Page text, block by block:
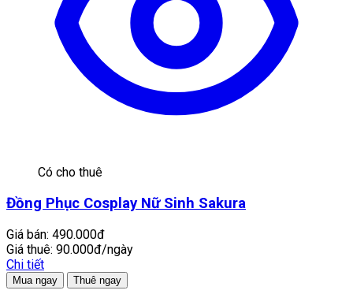
Có cho thuê
Đồng Phục Cosplay Nữ Sinh Sakura
Giá bán: 490.000đ
Giá thuê: 90.000đ/ngày
Chi tiết
Mua ngay Thuê ngay